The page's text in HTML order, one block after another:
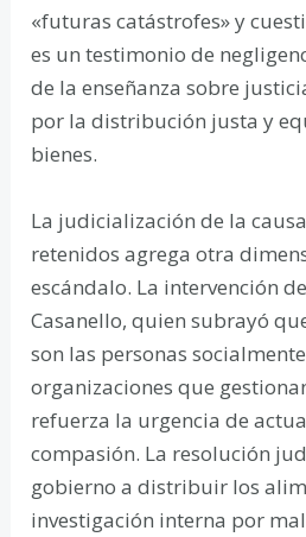
«futuras catástrofes» y
es un testimonio de
de la enseñanza sobre
por la distribución justa y
bienes.
La judicialización de la
retenidos agrega otra
escándalo. La intervención
Casanello, quien subrayó
son las personas
organizaciones que
refuerza la urgencia de
compasión. La resolución
gobierno a distribuir los
investigación interna por